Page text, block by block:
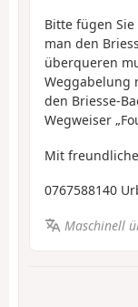
Bitte fügen
man den
überqueren
Weggabelung
den Briesse-
Wegweiser
Mit
0767588140
Maschinell